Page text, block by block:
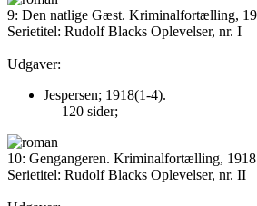
9: Den natlige Gæst. Kriminalfortælling,
Serietitel: Rudolf Blacks Oplevelser, nr. I
Udgaver:
Jespersen; 1918(1-4).
120 sider;
10: Gengangeren. Kriminalfortælling, 1918
Serietitel: Rudolf Blacks Oplevelser, nr. II